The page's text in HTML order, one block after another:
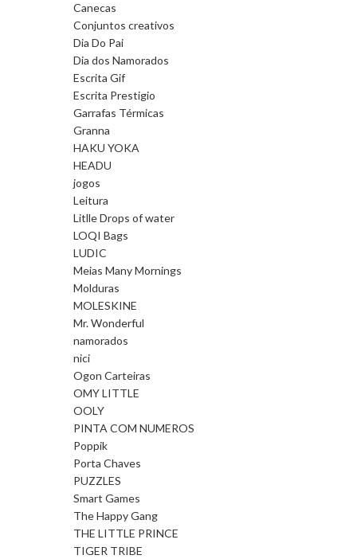
Canecas
Conjuntos creativos
Dia Do Pai
Dia dos Namorados
Escrita Gif
Escrita Prestigio
Garrafas Térmicas
Granna
HAKU YOKA
HEADU
jogos
Leitura
Litlle Drops of water
LOQI Bags
LUDIC
Meias Many Mornings
Molduras
MOLESKINE
Mr. Wonderful
namorados
nici
Ogon Carteiras
OMY LITTLE
OOLY
PINTA COM NUMEROS
Poppik
Porta Chaves
PUZZLES
Smart Games
The Happy Gang
THE LITTLE PRINCE
TIGER TRIBE